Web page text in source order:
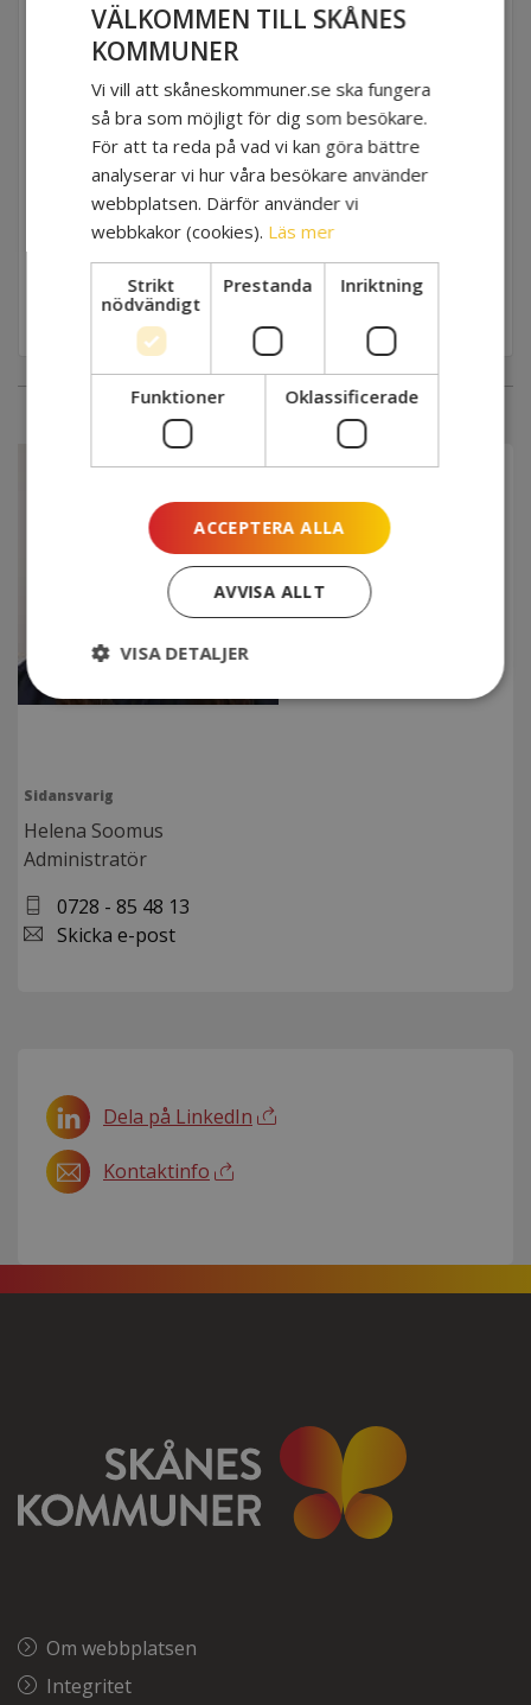
Grand Hotel, Bantorget 1, Lund
MÅLGRUPP
Suicidpreventiva samordnare/motsvarande i
kommunerna i Skåne.
SISTA ANMÄLNINGSDATUM
2023-01-12
Sidansvarig
Helena Soomus
Administratör
0728 - 85 48 13
Skicka e-post
Dela på LinkedIn
Kontaktinfo
Om webbplatsen
Integritet
VÄLKOMMEN TILL SKÅNES
KOMMUNER
Vi vill att skåneskommuner.se ska fungera
så bra som möjligt för dig som besökare.
För att ta reda på vad vi kan göra bättre
analyserar vi hur våra besökare använder
webbplatsen. Därför använder vi
webbkakor (cookies). Läs mer
Strikt
nödvändigt
Prestanda Inriktning
Funktioner Oklassificerade
ACCEPTERA ALLA
AVVISA ALLT
VISA DETALJER